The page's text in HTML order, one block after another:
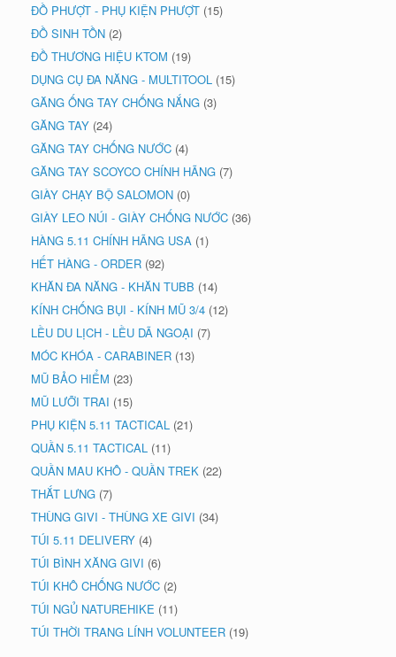
ĐỒ PHƯỢT - PHỤ KIỆN PHƯỢT (15)
ĐỒ SINH TỒN (2)
ĐỒ THƯƠNG HIỆU KTOM (19)
DỤNG CỤ ĐA NĂNG - MULTITOOL (15)
GĂNG ỐNG TAY CHỐNG NẮNG (3)
GĂNG TAY (24)
GĂNG TAY CHỐNG NƯỚC (4)
GĂNG TAY SCOYCO CHÍNH HÃNG (7)
GIÀY CHẠY BỘ SALOMON (0)
GIÀY LEO NÚI - GIÀY CHỐNG NƯỚC (36)
HÀNG 5.11 CHÍNH HÃNG USA (1)
HẾT HÀNG - ORDER (92)
KHĂN ĐA NĂNG - KHĂN TUBB (14)
KÍNH CHỐNG BỤI - KÍNH MŨ 3/4 (12)
LỀU DU LỊCH - LỀU DÃ NGOẠI (7)
MÓC KHÓA - CARABINER (13)
MŨ BẢO HIỂM (23)
MŨ LƯỠI TRAI (15)
PHỤ KIỆN 5.11 TACTICAL (21)
QUẦN 5.11 TACTICAL (11)
QUẦN MAU KHÔ - QUẦN TREK (22)
THẮT LƯNG (7)
THÙNG GIVI - THÙNG XE GIVI (34)
TÚI 5.11 DELIVERY (4)
TÚI BÌNH XĂNG GIVI (6)
TÚI KHÔ CHỐNG NƯỚC (2)
TÚI NGỦ NATUREHIKE (11)
TÚI THỜI TRANG LÍNH VOLUNTEER (19)